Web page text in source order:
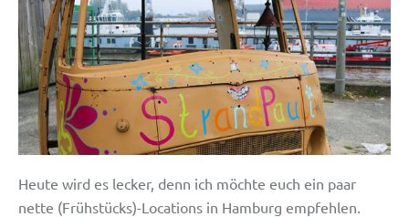
Heute wird es lecker, denn ich möchte euch ein paar
nette (Frühstücks)-Locations in Hamburg empfehlen.